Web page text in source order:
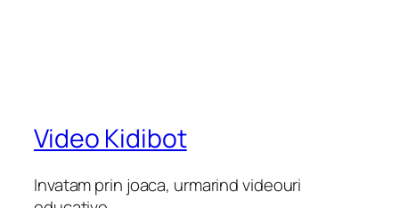
Video Kidibot
Invatam prin joaca, urmarind videouri